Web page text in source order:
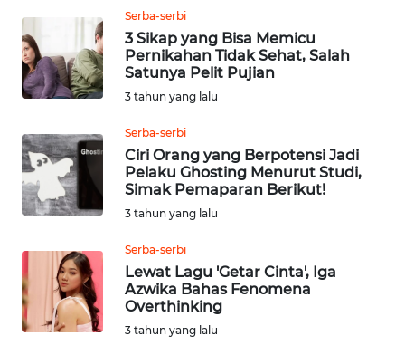
Serba-serbi
3 Sikap yang Bisa Memicu
Pernikahan Tidak Sehat, Salah
Satunya Pelit Pujian
3 tahun yang lalu
Serba-serbi
Ciri Orang yang Berpotensi Jadi
Pelaku Ghosting Menurut Studi,
Simak Pemaparan Berikut!
3 tahun yang lalu
Serba-serbi
Lewat Lagu 'Getar Cinta', Iga
Azwika Bahas Fenomena
Overthinking
3 tahun yang lalu
WN
SUMSEL
WN
BENGKULU
WN
WN
JATENG